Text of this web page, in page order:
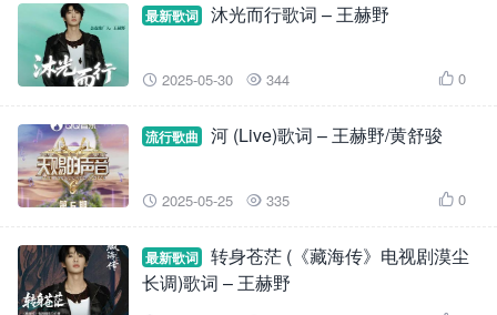
最新歌词 沐光而行歌词 – 王赫野
 2025-05-30  344  0
流行歌曲 河 (Live)歌词 – 王赫野/黄舒骏
 2025-05-25  335  0
最新歌词
转身苍茫 (《藏海传》电视剧漠尘
长调)歌词 – 王赫野